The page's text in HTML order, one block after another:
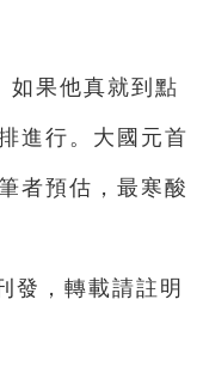
如果他真就到點
進行。大國元首
者預估，最寒酸
發，轉載請註明